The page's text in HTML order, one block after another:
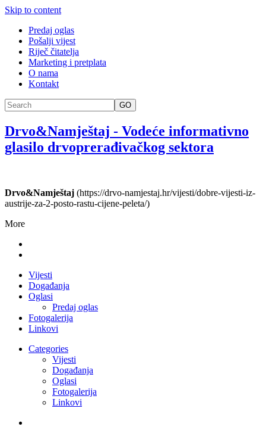
Skip to content
Predaj oglas
Pošalji vijest
Riječ čitatelja
Marketing i pretplata
O nama
Kontakt
GO
Drvo&Namještaj - Vodeće informativno
glasilo drvoprerađivačkog sektora
Drvo&Namještaj (https://drvo-namjestaj.hr/vijesti/dobre-vijesti-iz-
austrije-za-2-posto-rastu-cijene-peleta/)
More
Vijesti
Događanja
Oglasi
Predaj oglas
Fotogalerija
Linkovi
Categories
Vijesti
Događanja
Oglasi
Fotogalerija
Linkovi